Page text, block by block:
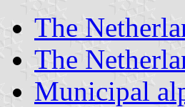
The
The
Municipal